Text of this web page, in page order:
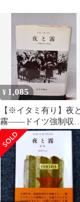
¥ 1,085
【※イタミ有り】夜と
霧――ドイツ強制収容
所の体験記録 みすず
房 V.E.フランクル